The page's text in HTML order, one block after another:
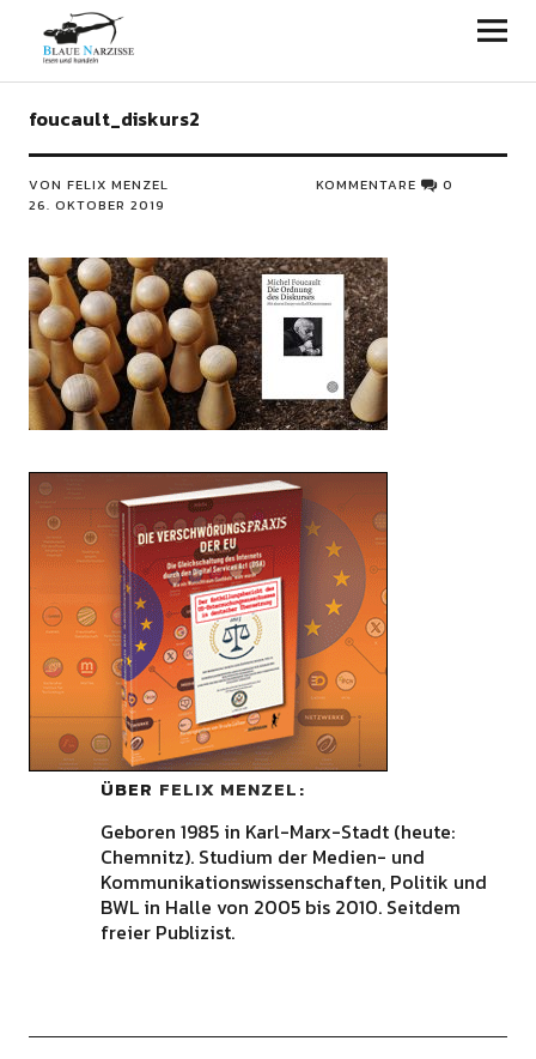
Blaue Narzisse
foucault_diskurs2
VON FELIX MENZEL
26. OKTOBER 2019
KOMMENTARE 0
ÜBER FELIX MENZEL
Geboren 1985 in Karl-Marx-Stadt (heute:
Chemnitz). Studium der Medien- und
Kommunikationswissenschaften, Politik und
BWL in Halle von 2005 bis 2010. Seitdem
freier Publizist.